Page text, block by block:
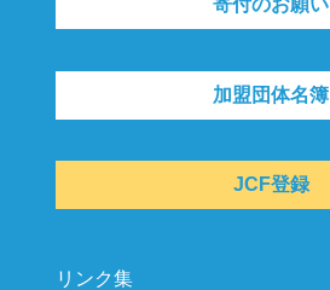
寄付のお願い
加盟団体名簿
JCF登録
リンク集